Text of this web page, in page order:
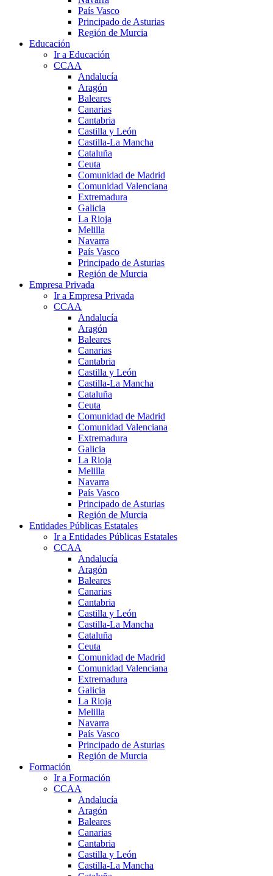
País Vasco
Principado de Asturias
Región de Murcia
Educación
Ir a Educación
CCAA
Andalucía
Aragón
Baleares
Canarias
Cantabria
Castilla y León
Castilla-La Mancha
Cataluña
Ceuta
Comunidad de Madrid
Comunidad Valenciana
Extremadura
Galicia
La Rioja
Melilla
Navarra
País Vasco
Principado de Asturias
Región de Murcia
Empresa Privada
Ir a Empresa Privada
CCAA
Andalucía
Aragón
Baleares
Canarias
Cantabria
Castilla y León
Castilla-La Mancha
Cataluña
Ceuta
Comunidad de Madrid
Comunidad Valenciana
Extremadura
Galicia
La Rioja
Melilla
Navarra
País Vasco
Principado de Asturias
Región de Murcia
Entidades Públicas Estatales
Ir a Entidades Públicas Estatales
CCAA
Andalucía
Aragón
Baleares
Canarias
Cantabria
Castilla y León
Castilla-La Mancha
Cataluña
Ceuta
Comunidad de Madrid
Comunidad Valenciana
Extremadura
Galicia
La Rioja
Melilla
Navarra
País Vasco
Principado de Asturias
Región de Murcia
Formación
Ir a Formación
CCAA
Andalucía
Aragón
Baleares
Canarias
Cantabria
Castilla y León
Castilla-La Mancha